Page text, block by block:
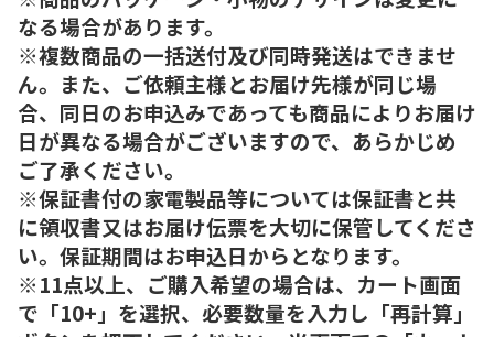
なる場合があります。
※複数商品の一括送付及び同時発送はできませ
ん。また、ご依頼主様とお届け先様が同じ場
合、同日のお申込みであっても商品によりお届け
日が異なる場合がございますので、あらかじめ
ご了承ください。
※保証書付の家電製品等については保証書と共
に領収書又はお届け伝票を大切に保管してくださ
い。保証期間はお申込日からとなります。
※11点以上、ご購入希望の場合は、カート画面
で「10+」を選択、必要数量を入力し「再計算」